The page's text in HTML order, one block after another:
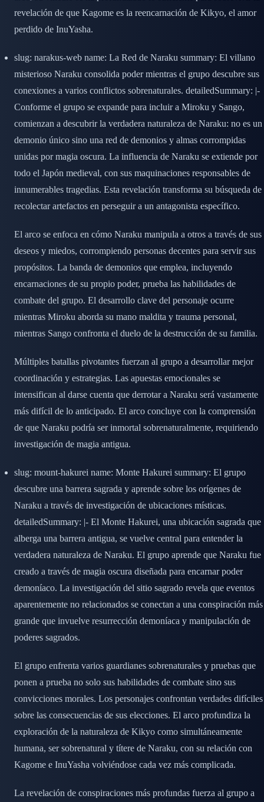
revelación de que Kagome es la reencarnación de Kikyo, el amor
perdido de InuYasha.
slug: narakus-web name: La Red de Naraku summary: El villano
misterioso Naraku consolida poder mientras el grupo descubre sus
conexiones a varios conflictos sobrenaturales. detailedSummary: |-
Conforme el grupo se expande para incluir a Miroku y Sango,
comienzan a descubrir la verdadera naturaleza de Naraku: no es un
demonio único sino una red de demonios y almas corrompidas
unidas por magia oscura. La influencia de Naraku se extiende por
todo el Japón medieval, con sus maquinaciones responsables de
innumerables tragedias. Esta revelación transforma su búsqueda de
recolectar artefactos en perseguir a un antagonista específico.
El arco se enfoca en cómo Naraku manipula a otros a través de sus
deseos y miedos, corrompiendo personas decentes para servir sus
propósitos. La banda de demonios que emplea, incluyendo
encarnaciones de su propio poder, prueba las habilidades de
combate del grupo. El desarrollo clave del personaje ocurre
mientras Miroku aborda su mano maldita y trauma personal,
mientras Sango confronta el duelo de la destrucción de su familia.
Múltiples batallas pivotantes fuerzan al grupo a desarrollar mejor
coordinación y estrategias. Las apuestas emocionales se
intensifican al darse cuenta que derrotar a Naraku será vastamente
más difícil de lo anticipado. El arco concluye con la comprensión
de que Naraku podría ser inmortal sobrenaturalmente, requiriendo
investigación de magia antigua.
slug: mount-hakurei name: Monte Hakurei summary: El grupo
descubre una barrera sagrada y aprende sobre los orígenes de
Naraku a través de investigación de ubicaciones místicas.
detailedSummary: |- El Monte Hakurei, una ubicación sagrada que
alberga una barrera antigua, se vuelve central para entender la
verdadera naturaleza de Naraku. El grupo aprende que Naraku fue
creado a través de magia oscura diseñada para encarnar poder
demoníaco. La investigación del sitio sagrado revela que eventos
aparentemente no relacionados se conectan a una conspiración más
grande que invuelve resurrección demoníaca y manipulación de
poderes sagrados.
El grupo enfrenta varios guardianes sobrenaturales y pruebas que
ponen a prueba no solo sus habilidades de combate sino sus
convicciones morales. Los personajes confrontan verdades difíciles
sobre las consecuencias de sus elecciones. El arco profundiza la
exploración de la naturaleza de Kikyo como simultáneamente
humana, ser sobrenatural y títere de Naraku, con su relación con
Kagome e InuYasha volviéndose cada vez más complicada.
La revelación de conspiraciones más profundas fuerza al grupo a